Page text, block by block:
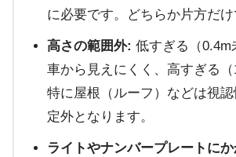
に必要です。どちらか片方だけ
高さの範囲外: 低すぎる（0.4m
車から見えにくく、高すぎる（
特に屋根（ルーフ）などは視
定外となります。
ライトやナンバープレートに